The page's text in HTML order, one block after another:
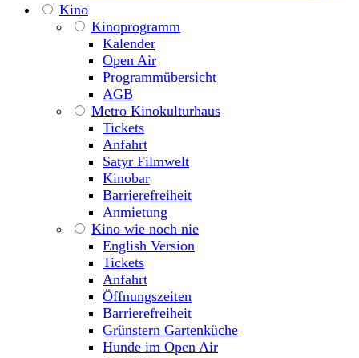
Kino
Kinoprogramm
Kalender
Open Air
Programmübersicht
AGB
Metro Kinokulturhaus
Tickets
Anfahrt
Satyr Filmwelt
Kinobar
Barrierefreiheit
Anmietung
Kino wie noch nie
English Version
Tickets
Anfahrt
Öffnungszeiten
Barrierefreiheit
Grünstern Gartenküche
Hunde im Open Air